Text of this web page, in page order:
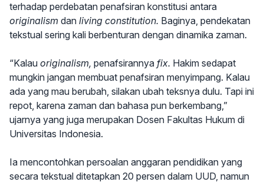
terhadap perdebatan penafsiran konstitusi antara
originalism dan living constitution. Baginya, pendekatan
tekstual sering kali berbenturan dengan dinamika zaman.
“Kalau originalism, penafsirannya fix. Hakim sedapat
mungkin jangan membuat penafsiran menyimpang. Kalau
ada yang mau berubah, silakan ubah teksnya dulu. Tapi ini
repot, karena zaman dan bahasa pun berkembang,”
ujarnya yang juga merupakan Dosen Fakultas Hukum di
Universitas Indonesia.
Ia mencontohkan persoalan anggaran pendidikan yang
secara tekstual ditetapkan 20 persen dalam UUD, namun